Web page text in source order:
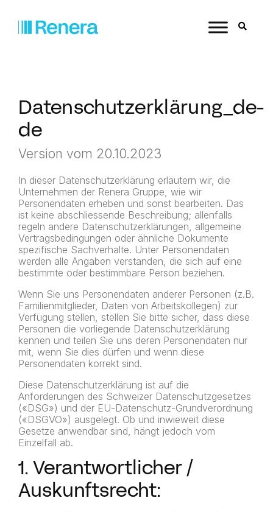
Datenschutzerklärung_de-
de
Version vom 20.10.2023
In dieser Datenschutzerklärung erläutern wir, die
Unternehmen der Renera Gruppe, wie wir
Personendaten erheben und sonst bearbeiten. Das
ist keine abschliessende Beschreibung; allenfalls
regeln andere Datenschutzerklärungen, allgemeine
Vertragsbedingungen oder ähnliche Dokumente
spezifische Sachverhalte. Unter Personendaten
werden alle Angaben verstanden, die sich auf eine
bestimmte oder bestimmbare Person beziehen.
Wenn Sie uns Personendaten anderer Personen (z.B.
Familienmitglieder, Daten von Arbeitskollegen) zur
Verfügung stellen, stellen Sie bitte sicher, dass diese
Personen die vorliegende Datenschutzerklärung
kennen und teilen Sie uns deren Personendaten nur
mit, wenn Sie dies dürfen und wenn diese
Personendaten korrekt sind.
Diese Datenschutzerklärung ist auf die
Anforderungen des Schweizer Datenschutzgesetzes
(«DSG») und der EU-Datenschutz-Grundverordnung
(«DSGVO») ausgelegt. Ob und inwieweit diese
Gesetze anwendbar sind, hängt jedoch vom
Einzelfall ab.
1. Verantwortlicher /
Auskunftsrecht: